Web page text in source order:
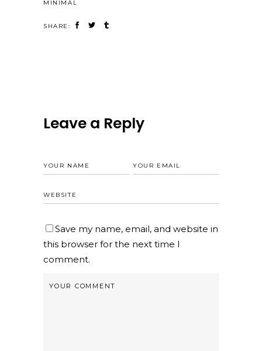
MINIMAL
SHARE:
Leave a Reply
Save my name, email, and website in
this browser for the next time I
comment.